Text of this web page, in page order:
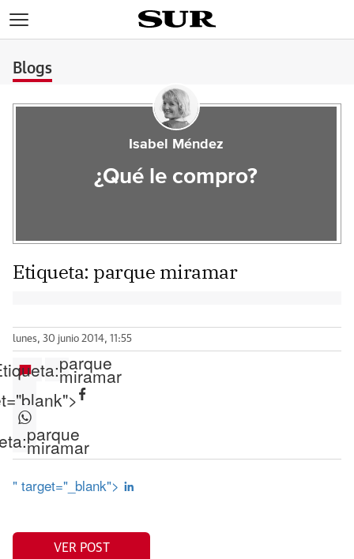
Blogs
Isabel Méndez
¿Qué le compro?
Etiqueta: parque miramar
lunes, 30 junio 2014, 11:55
parque
miramar
parque
miramar
" target="_blank">
VER POST